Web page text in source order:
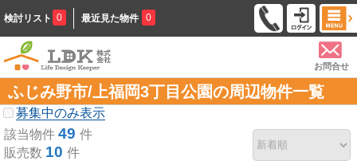
検討リスト 0 最近見た物件 0
お問合せ
ふじみ野市/上福岡3丁目公園の周辺物件一覧
募集中のみ表示
該当物件 49 件
販売数 10 件